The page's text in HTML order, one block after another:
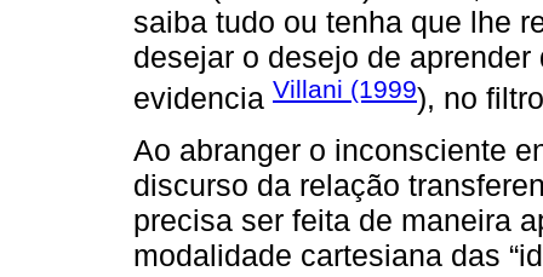
saiba tudo ou tenha que lhe
desejar o desejo de
evidencia Villani (1999), no
Ao abranger o inconsciente
discurso da relação
precisa ser feita de maneira
modalidade cartesiana das